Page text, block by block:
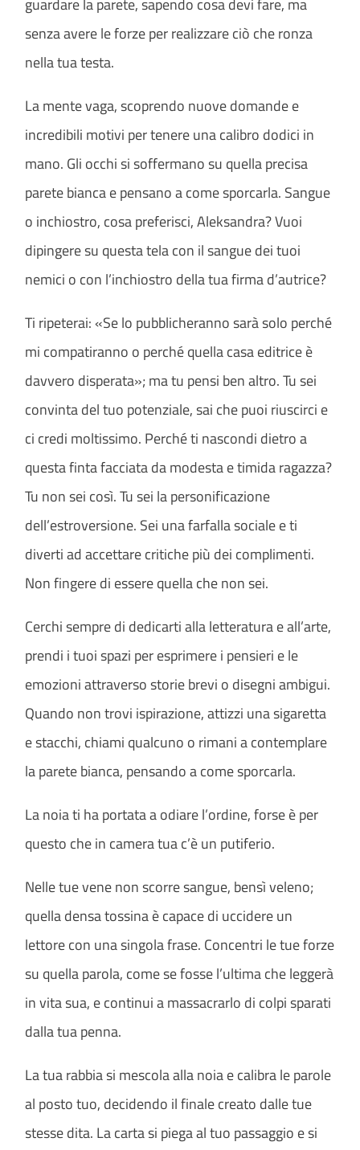
guardare la parete, sapendo cosa devi fare, ma
senza avere le forze per realizzare ciò che ronza
nella tua testa.
La mente vaga, scoprendo nuove domande e
incredibili motivi per tenere una calibro dodici in
mano. Gli occhi si soffermano su quella precisa
parete bianca e pensano a come sporcarla. Sangue
o inchiostro, cosa preferisci, Aleksandra? Vuoi
dipingere su questa tela con il sangue dei tuoi
nemici o con l’inchiostro della tua firma d’autrice?
Ti ripeterai: «Se lo pubblicheranno sarà solo perché
mi compatiranno o perché quella casa editrice è
davvero disperata»; ma tu pensi ben altro. Tu sei
convinta del tuo potenziale, sai che puoi riuscirci e
ci credi moltissimo. Perché ti nascondi dietro a
questa finta facciata da modesta e timida ragazza?
Tu non sei così. Tu sei la personificazione
dell’estroversione. Sei una farfalla sociale e ti
diverti ad accettare critiche più dei complimenti.
Non fingere di essere quella che non sei.
Cerchi sempre di dedicarti alla letteratura e all’arte,
prendi i tuoi spazi per esprimere i pensieri e le
emozioni attraverso storie brevi o disegni ambigui.
Quando non trovi ispirazione, attizzi una sigaretta
e stacchi, chiami qualcuno o rimani a contemplare
la parete bianca, pensando a come sporcarla.
La noia ti ha portata a odiare l’ordine, forse è per
questo che in camera tua c’è un putiferio.
Nelle tue vene non scorre sangue, bensì veleno;
quella densa tossina è capace di uccidere un
lettore con una singola frase. Concentri le tue forze
su quella parola, come se fosse l’ultima che leggerà
in vita sua, e continui a massacrarlo di colpi sparati
dalla tua penna.
La tua rabbia si mescola alla noia e calibra le parole
al posto tuo, decidendo il finale creato dalle tue
stesse dita. La carta si piega al tuo passaggio e si